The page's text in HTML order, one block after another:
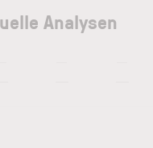
Analysen